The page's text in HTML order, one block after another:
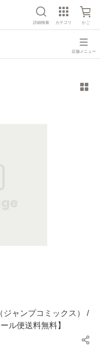
詳細検索 カテゴリ かご
店舗メニュー
ジャンプコミックス） /
ル便送料無料】